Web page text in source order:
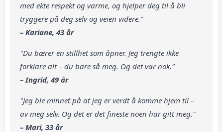
med ekte respekt og varme, og hjelper deg til å bli
tryggere på deg selv og veien videre."
– Kariane, 43 år
"Du bærer en stillhet som åpner. Jeg trengte ikke
forklare alt – du bare så meg. Og det var nok."
– Ingrid, 49 år
"Jeg ble minnet på at jeg er verdt å komme hjem til –
av meg selv. Og det er det fineste noen har gitt meg."
– Mari, 33 år